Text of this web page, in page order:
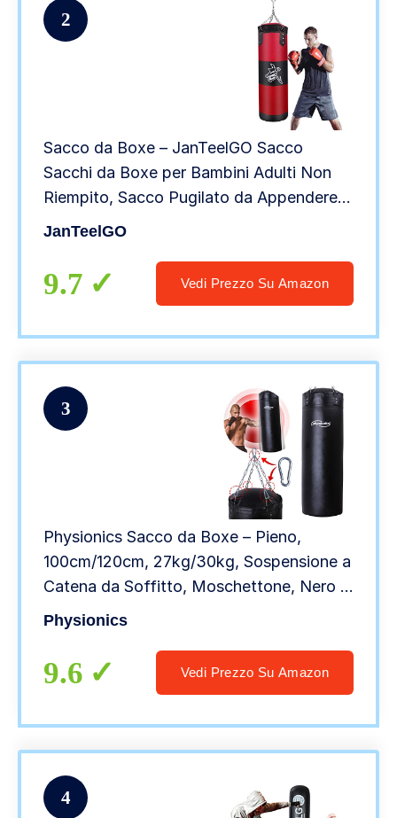
2
Sacco da Boxe – JanTeelGO Sacco
Sacchi da Boxe per Bambini Adulti Non
Riempito, Sacco Pugilato da Appendere
per MMA Muay Thai Kick Boxing da
JanTeelGO
9.7 Vedi Prezzo Su Amazon
3
Physionics Sacco da Boxe – Pieno,
100cm/120cm, 27kg/30kg, Sospensione a
Catena da Soffitto, Moschettone, Nero –
Adulti Sacco Pugilato, Punching Bag, da
Arti Marziali, MMA, Muay Thai (120 cm)
Physionics
9.6 Vedi Prezzo Su Amazon
4